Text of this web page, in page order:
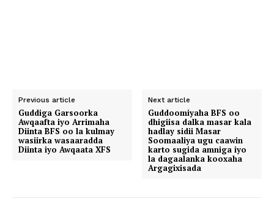
Previous article
Guddiga Garsoorka
Awqaafta iyo Arrimaha
Diinta BFS oo la kulmay
wasiirka wasaaradda
Diinta iyo Awqaata XFS
Next article
Guddoomiyaha BFS oo
dhigiisa dalka masar kala
hadlay sidii Masar
Soomaaliya ugu caawin
karto sugida amniga iyo
la dagaalanka kooxaha
Argagixisada